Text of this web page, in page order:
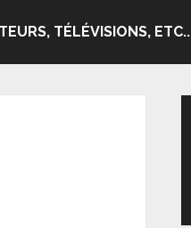
TÉLÉVISIONS, ETC..